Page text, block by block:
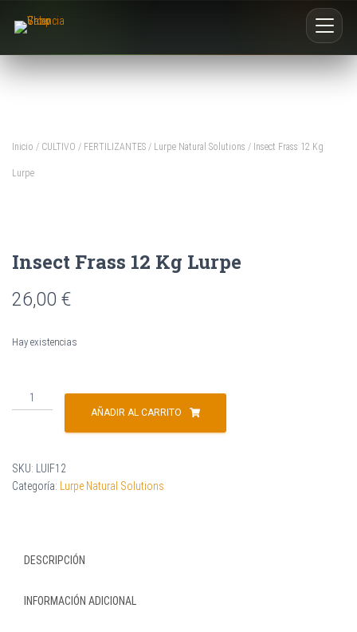
Inicio / CULTIVO / FERTILIZANTES / Lurpe Natural Solutions / Insect Frass 12 Kg
Lurpe
Insect Frass 12 Kg Lurpe
26,00 €
Hay existencias
AÑADIR AL CARRITO
SKU:
LUIF12
Categoría:
Lurpe Natural Solutions
DESCRIPCIÓN
INFORMACIÓN ADICIONAL